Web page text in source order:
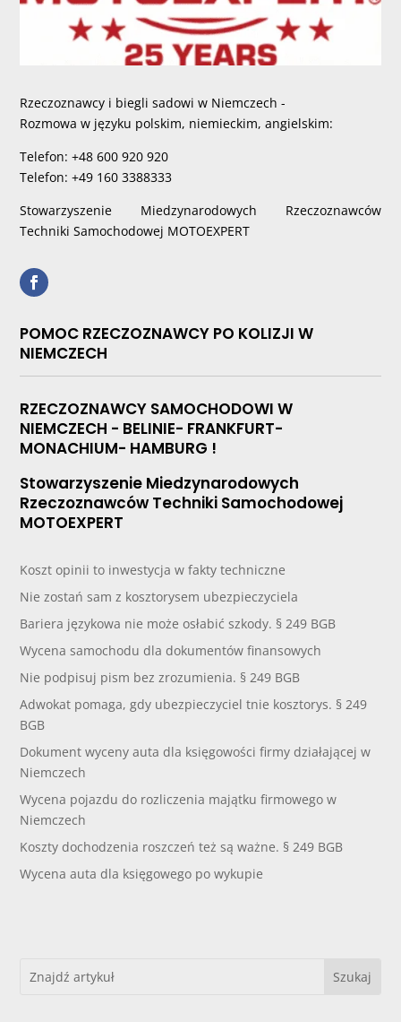
Rzeczoznawcy i biegli sadowi w Niemczech -
Rozmowa w języku polskim, niemieckim, angielskim:
Telefon: +48 600 920 920
Telefon: +49 160 3388333
Stowarzyszenie Miedzynarodowych Rzeczoznawców
Techniki Samochodowej MOTOEXPERT
POMOC RZECZOZNAWCY PO KOLIZJI W
NIEMCZECH
RZECZOZNAWCY SAMOCHODOWI W
NIEMCZECH - BELINIE- FRANKFURT-
MONACHIUM- HAMBURG !
Stowarzyszenie Miedzynarodowych
Rzeczoznawców Techniki Samochodowej
MOTOEXPERT
Koszt opinii to inwestycja w fakty techniczne
Nie zostań sam z kosztorysem ubezpieczyciela
Bariera językowa nie może osłabić szkody. § 249 BGB
Wycena samochodu dla dokumentów finansowych
Nie podpisuj pism bez zrozumienia. § 249 BGB
Adwokat pomaga, gdy ubezpieczyciel tnie kosztorys. § 249
BGB
Dokument wyceny auta dla księgowości firmy działającej w
Niemczech
Wycena pojazdu do rozliczenia majątku firmowego w
Niemczech
Koszty dochodzenia roszczeń też są ważne. § 249 BGB
Wycena auta dla księgowego po wykupie